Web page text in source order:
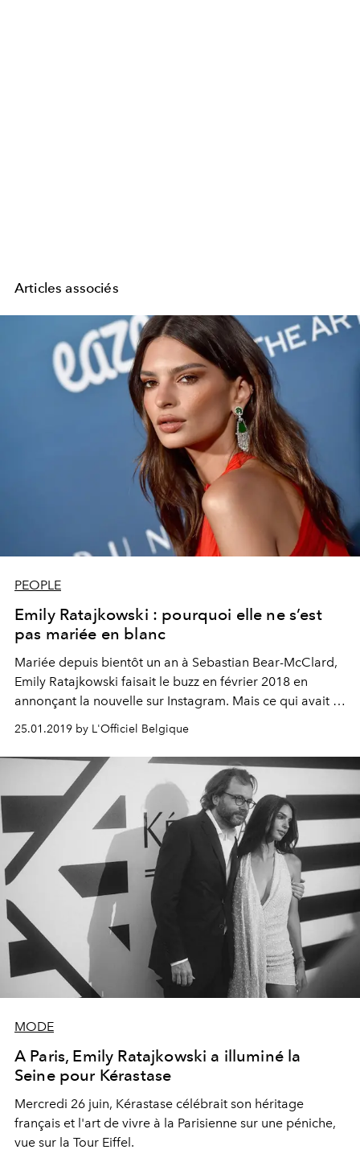
Articles associés
PEOPLE
Emily Ratajkowski : pourquoi elle ne s’est
pas mariée en blanc
Mariée depuis bientôt un an à Sebastian Bear-McClard,
Emily Ratajkowski faisait le buzz en février 2018 en
annonçant la nouvelle sur Instagram. Mais ce qui avait le
jeune moutarde. Un choix de couleur étonnant sur
lequel elle vient de s’exprimer.
25.01.2019 by L'Officiel Belgique
MODE
A Paris, Emily Ratajkowski a illuminé la
Seine pour Kérastase
Mercredi 26 juin, Kérastase célébrait son héritage
français et l'art de vivre à la Parisienne sur une péniche,
vue sur la Tour Eiffel.